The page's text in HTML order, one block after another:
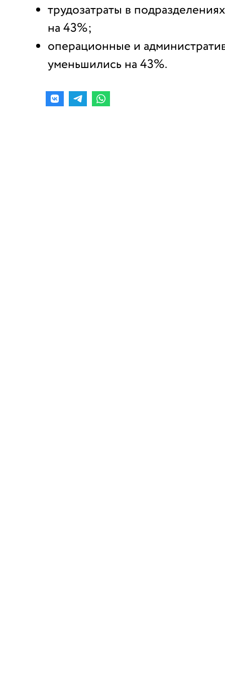
трудозатраты в
на 43%;
операционные и
уменьшились на 43%.